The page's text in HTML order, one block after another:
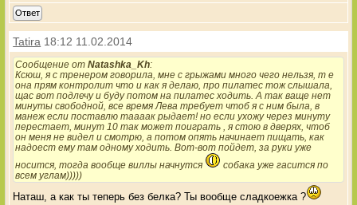
Ответ
Tatira 18:12 11.02.2014
Сообщение отNatashka_Kh:
Ксюш, я с тренером говорила, мне с грыжами много чего нельзя, т е
она прям контролит что и как я делаю, про пилатес тож слышала,
щас вот подлечу и буду потом на пилатес ходить. А так ваще нет
минуты свободной, все время Лева требует чтоб я с ним была, в
манеж если поставлю таааак рыдает! но если ухожу через минуту
перестает, минут 10 так может поиграть , я стою в дверях, чтоб
он меня не видел и смотрю, а потом опять начинает пищать, как
надоест ему там одному ходить. Вот-вот пойдет, за руки уже
носится, тогда вообще виллы начнутся
собака уже гасится по
всем углам)))))
Наташ, а как ты теперь без белка? Ты вообще сладкоежка ?